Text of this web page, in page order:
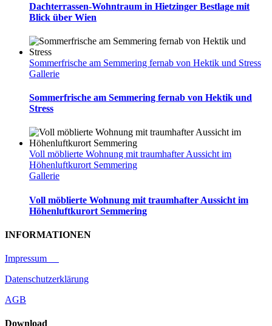
Dachterrassen-Wohntraum in Hietzinger Bestlage mit
Blick über Wien
Sommerfrische am Semmering fernab von Hektik und Stress
Gallerie
Sommerfrische am Semmering fernab von Hektik und
Stress
Voll möblierte Wohnung mit traumhafter Aussicht im
Höhenluftkurort Semmering
Gallerie
Voll möblierte Wohnung mit traumhafter Aussicht im
Höhenluftkurort Semmering
INFORMATIONEN
Impressum
Datenschutzerklärung
AGB
Download